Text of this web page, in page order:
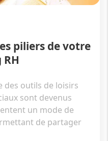
piliers de votre
des outils de loisirs
sont devenus
un mode de
de partager